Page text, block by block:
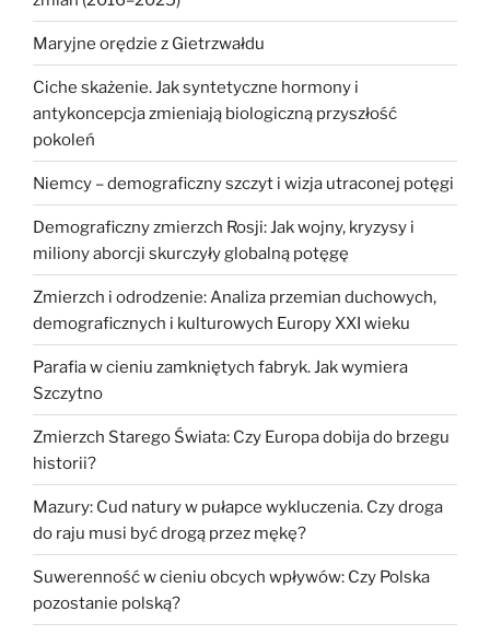
Maryjne orędzie z Gietrzwałdu
Ciche skażenie. Jak syntetyczne hormony i
antykoncepcja zmieniają biologiczną przyszłość
pokoleń
Niemcy – demograficzny szczyt i wizja utraconej potęgi
Demograficzny zmierzch Rosji: Jak wojny, kryzysy i
miliony aborcji skurczyły globalną potęgę
Zmierzch i odrodzenie: Analiza przemian duchowych,
demograficznych i kulturowych Europy XXI wieku
Parafia w cieniu zamkniętych fabryk. Jak wymiera
Szczytno
Zmierzch Starego Świata: Czy Europa dobija do brzegu
historii?
Mazury: Cud natury w pułapce wykluczenia. Czy droga
do raju musi być drogą przez mękę?
Suwerenność w cieniu obcych wpływów: Czy Polska
pozostanie polską?